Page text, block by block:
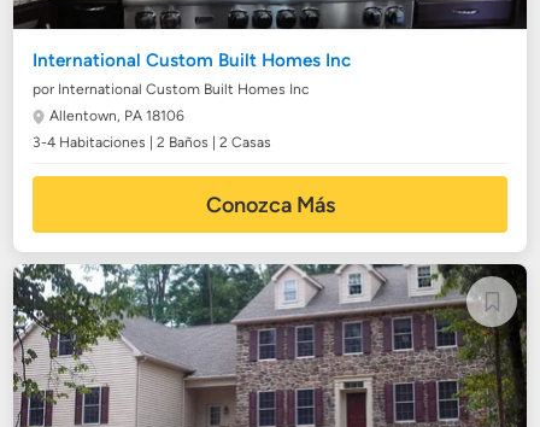
International Custom Built Homes Inc
por International Custom Built Homes Inc
Allentown, PA 18106
3-4 Habitaciones | 2 Baños | 2 Casas
Conozca Más